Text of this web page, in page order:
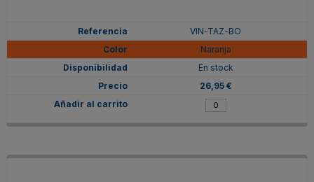
VIN-TAZ-BO
Naranja
En stock
26,95 €